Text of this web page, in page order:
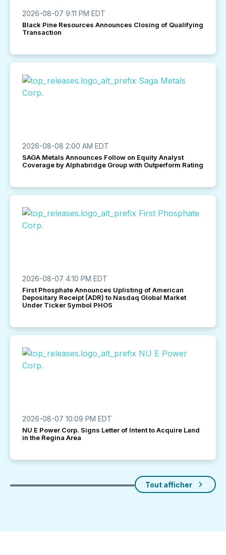
2026-08-07 9:11 PM EDT
Black Pine Resources Announces Closing of Qualifying
Transaction
2026-08-08 2:00 AM EDT
SAGA Metals Announces Follow on Equity Analyst
Coverage by Alphabridge Group with Outperform Rating
2026-08-07 4:10 PM EDT
First Phosphate Announces Uplisting of American
Depositary Receipt (ADR) to Nasdaq Global Market
Under Ticker Symbol PHOS
2026-08-07 10:09 PM EDT
NU E Power Corp. Signs Letter of Intent to Acquire Land
in the Regina Area
Tout afficher